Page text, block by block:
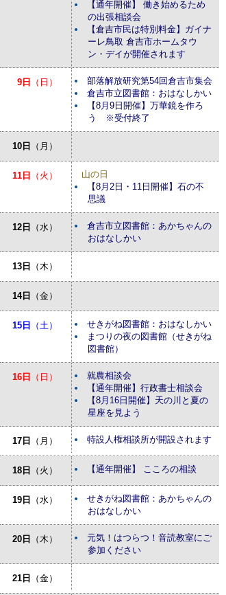
【通年開催】 働き始めるため
の出張相談会
【倉吉市民は特別料金】ガイナ
ーレ鳥取 倉吉市ホームタウ
ン・デイが開催されます
9日 （日）
部落解放研究第54回倉吉市集会
倉吉市立図書館：おはなしかい
【8月9日開催】万華鏡を作ろ
う ※受付終了
10日 （月）
11日 （火）
山の日
【8月2日・11日開催】石の不
思議
12日 （水）
倉吉市立図書館：あかちゃんの
おはなしかい
13日 （木）
14日 （金）
15日 （土）
せきがね図書館：おはなしかい
まつりの夜の図書館（せきがね
図書館）
16日 （日）
就農相談会
【通年開催】行政書士相談会
【8月16日開催】天の川と夏の
星座を見よう
17日 （月） 特設人権相談所が開設されます
18日 （火） 【通年開催】 こころの相談
19日 （水）
せきがね図書館：あかちゃんの
おはなしかい
20日 （木）
元気！はつらつ！音読教室にご
参加ください
21日 （金）